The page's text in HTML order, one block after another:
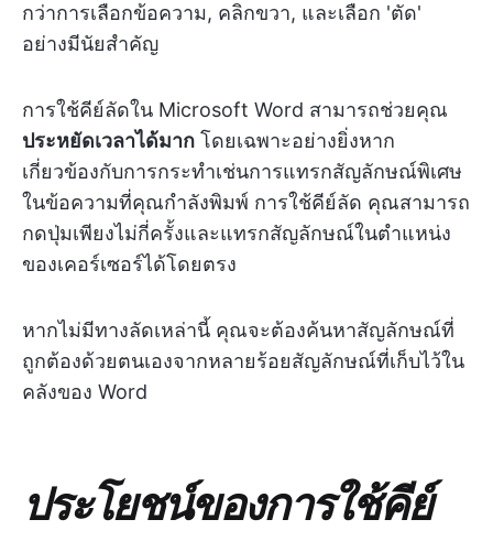
กว่าการเลือกข้อความ, คลิกขวา, และเลือก 'ตัด'
อย่างมีนัยสำคัญ
การใช้คีย์ลัดใน Microsoft Word สามารถช่วยคุณ
ประหยัดเวลาได้มาก โดยเฉพาะอย่างยิ่งหาก
เกี่ยวข้องกับการกระทำเช่นการแทรกสัญลักษณ์พิเศษ
ในข้อความที่คุณกำลังพิมพ์ การใช้คีย์ลัด คุณสามารถ
กดปุ่มเพียงไม่กี่ครั้งและแทรกสัญลักษณ์ในตำแหน่ง
ของเคอร์เซอร์ได้โดยตรง
หากไม่มีทางลัดเหล่านี้ คุณจะต้องค้นหาสัญลักษณ์ที่
ถูกต้องด้วยตนเองจากหลายร้อยสัญลักษณ์ที่เก็บไว้ใน
คลังของ Word
ประโยชน์ของการใช้คีย์